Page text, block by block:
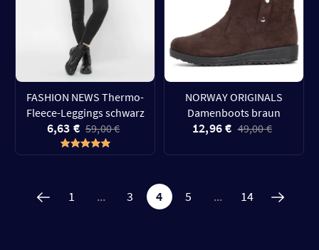
FASHION NEWS Thermo-
Fleece-Leggings schwarz
6,63 € 59,00 €
NORWAY ORIGINALS
Damenboots braun
12,96 € 49,00 €
1 ... 3 4 5 ... 14